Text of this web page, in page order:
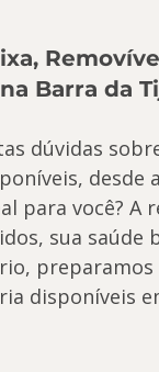
Barra da
dúvidas
desde
para você? A
sua saúde
disponíveis